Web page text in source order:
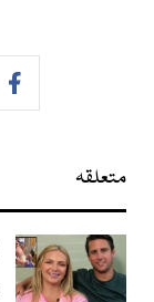
متعلقہ